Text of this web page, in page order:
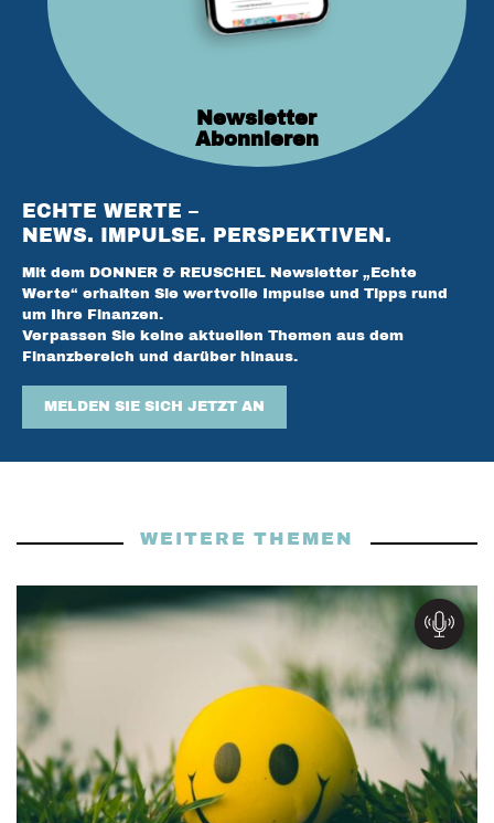
ECHTE WERTE –
NEWS. IMPULSE. PERSPEKTIVEN.
Mit dem DONNER & REUSCHEL Newsletter „Echte
Werte“ erhalten Sie wertvolle Impulse und Tipps rund
um Ihre Finanzen.
Verpassen Sie keine aktuellen Themen aus dem
Finanzbereich und darüber hinaus.
MELDEN SIE SICH JETZT AN
Newsletter
Abonnieren
WEITERE THEMEN